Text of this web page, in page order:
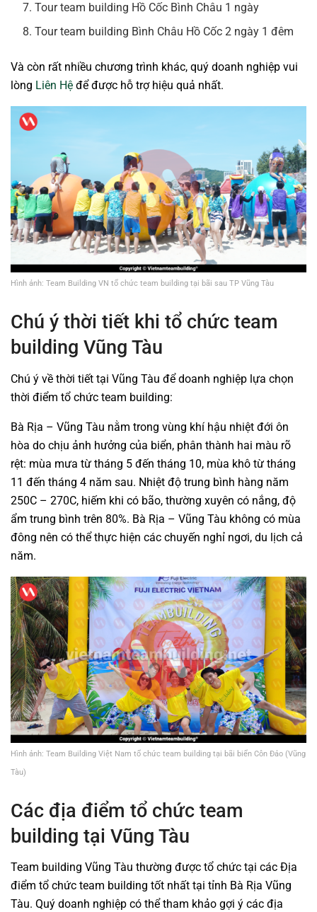
Tour team building Hồ Cốc Bình Châu 1 ngày
Tour team building Bình Châu Hồ Cốc 2 ngày 1 đêm
Và còn rất nhiều chương trình khác, quý doanh nghiệp vui
lòng Liên Hệ để được hỗ trợ hiệu quả nhất.
Hình ảnh: Team Building VN tổ chức team building tại bãi sau TP Vũng Tàu
Chú ý thời tiết khi tổ chức team
building Vũng Tàu
Chú ý về thời tiết tại Vũng Tàu để doanh nghiệp lựa chọn
thời điểm tổ chức team building:
Bà Rịa – Vũng Tàu nằm trong vùng khí hậu nhiệt đới ôn
hòa do chịu ảnh hưởng của biển, phân thành hai màu rõ
rệt: mùa mưa từ tháng 5 đến tháng 10, mùa khô từ tháng
11 đến tháng 4 năm sau. Nhiệt độ trung bình hàng năm
250C – 270C, hiếm khi có bão, thường xuyên có nắng, độ
ẩm trung bình trên 80%. Bà Rịa – Vũng Tàu không có mùa
đông nên có thể thực hiện các chuyến nghỉ ngơi, du lịch cả
năm.
Hình ảnh: Team Building Việt Nam tổ chức team building tại bãi biển Côn Đảo (Vũng
Tàu)
Các địa điểm tổ chức team
building tại Vũng Tàu
Team building Vũng Tàu thường được tổ chức tại các Địa
điểm tổ chức team building tốt nhất tại tỉnh Bà Rịa Vũng
Tàu. Quý doanh nghiệp có thể tham khảo gợi ý các địa